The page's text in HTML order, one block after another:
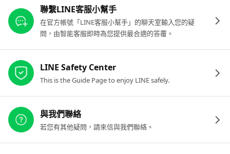
聯繫LINE客服小幫手
在官方帳號「LINE客服小幫手」的聊天室輸入您的疑
問，由智能客服即時為您提供最合適的答覆。
LINE Safety Center
This is the Guide Page to enjoy LINE safely.
與我們聯絡
若您有其他疑問，請來信與我們聯絡。